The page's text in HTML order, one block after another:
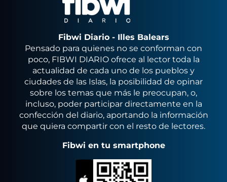
Fibwi Diario - Illes Balears
Pensado para quienes no se conforman con
poco, FIBWI DIARIO ofrece al lector toda la
actualidad de cada uno de los pueblos y
ciudades de las Islas, la posibilidad de opinar
sobre los temas que más le preocupan, o,
incluso, poder participar directamente en la
confección del diario, aportando la información
que quiera compartir con el resto de lectores.
Fibwi en tu smartphone